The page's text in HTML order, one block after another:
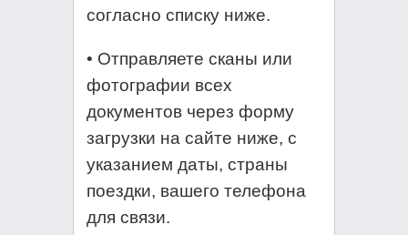
согласно списку ниже.
• Отправляете сканы или
фотографии всех
документов через форму
загрузки на сайте ниже, с
указанием даты, страны
поездки, вашего телефона
для связи.